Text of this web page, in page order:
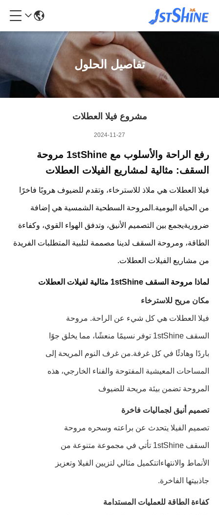
تفاصيل الحلول
مشروع فيلا العطلات
2024-11-27
رفع الراحة والأسلوب مع 1stShine مروحة
السقف: مثالية لمشاريع الفيلات العطلات
فيلا العطلات هي ملاذ للاسترخاء، وتقدم للضيوف هروبًا فاخرًا
من الحياة اليومية.المروحة السطحية الشمسية هي إضافة
ضروريةيجمع بين التصميم الأنيق، وتدفق الهواء القوي، وكفاءة
الطاقة، ومروحة السقف لدينا مصممة لتلبية المتطلبات الفريدة
من مشاريع الفيلات العطلات.
لماذا مروحة السقف 1stShine مثالية لفيلات العطلات
مكان مريح للاسترخاء
فيلا العطلات هي كل شيء عن الراحة. مروحة
السقف 1stShine توفر نسيمًا منعشًا، مما يخلق جوًا
باردًا وهادئًا في كل غرفة.من غرف النوم المريحة إلى
المساحات المعيشية المفتوحة والفناء الخارجي، هذه
المروحة تضمن بيئة مريحة للضيوف
تصميم أنيق لجماليات فاخرة
تصميم الفيلا يتحدث عن براعته وسحره مروحة
السقف 1stShine تأتي في مجموعة متنوعة من
الأنماط والانتهاءاتتكميل مثالي لتزيين الفيلا وتعزيز
جاذبيتها الفاخرة.
كفاءة الطاقة للعمليات المستدامة